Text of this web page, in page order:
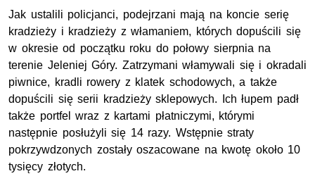
Jak ustalili policjanci, podejrzani mają na koncie serię
kradzieży i kradzieży z włamaniem, których dopuścili się
w okresie od początku roku do połowy sierpnia na
terenie Jeleniej Góry. Zatrzymani włamywali się i okradali
piwnice, kradli rowery z klatek schodowych, a także
dopuścili się serii kradzieży sklepowych. Ich łupem padł
także portfel wraz z kartami płatniczymi, którymi
następnie posłużyli się 14 razy. Wstępnie straty
pokrzywdzonych zostały oszacowane na kwotę około 10
tysięcy złotych.